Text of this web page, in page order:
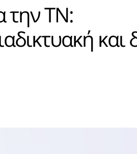
την ΤΝ:
και